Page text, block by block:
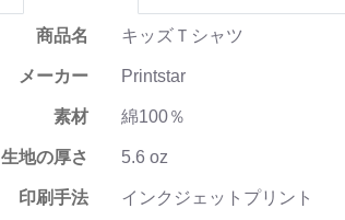
商品名 キッズＴシャツ
メーカー Printstar
素材 綿100％
生地の厚さ 5.6 oz
印刷手法 インクジェットプリント